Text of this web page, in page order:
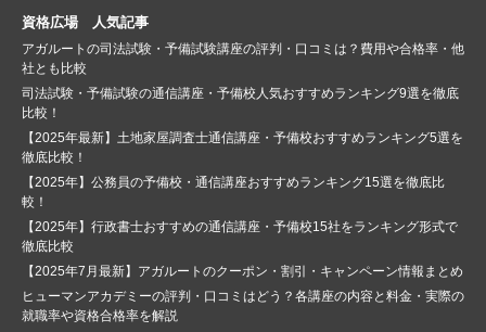
資格広場 人気記事
アガルートの司法試験・予備試験講座の評判・口コミは？費用や合格率・他
社とも比較
司法試験・予備試験の通信講座・予備校人気おすすめランキング9選を徹底
比較！
【2025年最新】土地家屋調査士通信講座・予備校おすすめランキング5選を
徹底比較！
【2025年】公務員の予備校・通信講座おすすめランキング15選を徹底比
較！
【2025年】行政書士おすすめの通信講座・予備校15社をランキング形式で
徹底比較
【2025年7月最新】アガルートのクーポン・割引・キャンペーン情報まとめ
ヒューマンアカデミーの評判・口コミはどう？各講座の内容と料金・実際の
就職率や資格合格率を解説